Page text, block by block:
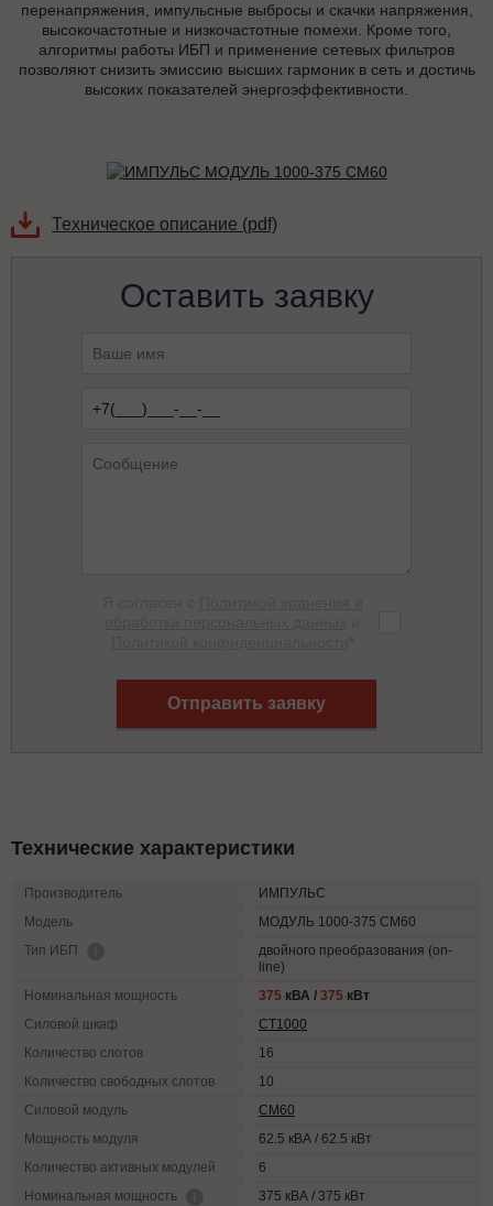
перенапряжения, импульсные выбросы и скачки напряжения,
высокочастотные и низкочастотные помехи. Кроме того,
алгоритмы работы ИБП и применение сетевых фильтров
позволяют снизить эмиссию высших гармоник в сеть и достичь
высоких показателей энергоэффективности.
Техническое описание (pdf)
Оставить заявку
Отправить заявку
Технические характеристики
Производитель
ИМПУЛЬС
Модель
МОДУЛЬ 1000-375 СМ60
Тип ИБП
двойного преобразования (on-
line)
Номинальная мощность
375 кВА / 375 кВт
Силовой шкаф
СТ1000
Количество слотов
16
Количество свободных слотов
10
Силовой модуль
СМ60
Мощность модуля
62.5 кВА / 62.5 кВт
Количество активных модулей
6
Номинальная мощность
375 кВА / 375 кВт